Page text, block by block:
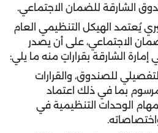
الشارقة للضمان الاجتماعي.
يُعتمد الهيكل التنظيمي العام
الاجتماعي، على أن يصدر
الشارقة بقراراتٍ منه ما يلي:
للصندوق، والقرارات
بما في ذلك اعتماد
الوحدات التنظيمية في